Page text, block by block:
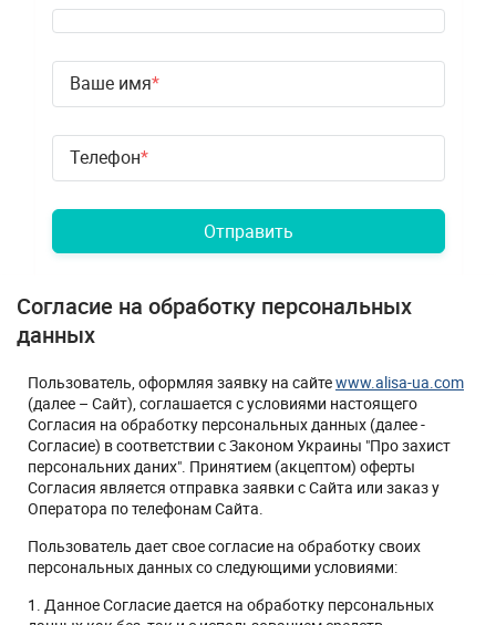
Ваше имя
Телефон
Отправить
Согласие на обработку персональных
данных
Пользователь, оформляя заявку на сайтеwww.alisa-ua.com
(далее – Сайт), соглашается с условиями настоящего
Согласия на обработку персональных данных (далее -
Согласие) в соответствии с Законом Украины "Про захист
персональних даних". Принятием (акцептом) оферты
Согласия является отправка заявки с Сайта или заказ у
Оператора по телефонам Сайта.
Пользователь дает свое согласие на обработку своих
персональных данных со следующими условиями:
1. Данное Согласие дается на обработку персональных